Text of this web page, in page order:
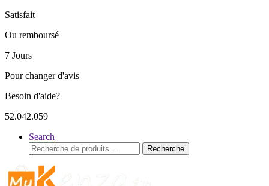
Satisfait
Ou remboursé
7 Jours
Pour changer d'avis
Besoin d'aide?
52.042.059
Search
Recherche
pour :
Recherche